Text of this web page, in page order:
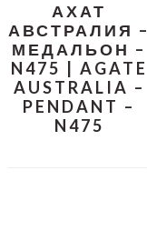
АХАТ
АВСТРАЛИЯ –
МЕДАЛЬОН –
N475 | AGATE
AUSTRALIA –
PENDANT –
N475